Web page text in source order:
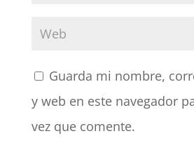
Guarda mi nombre,
y web en este navegador
vez que comente.